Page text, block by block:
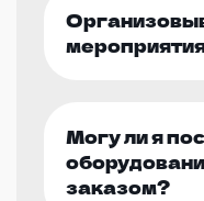
Могу ли я
заказом?